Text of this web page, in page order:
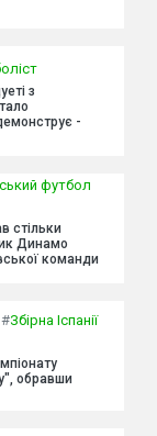
з
-
футбол
стільки
Динамо
команди
#Збірна Іспанії
обравши